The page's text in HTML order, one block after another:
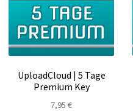
UploadCloud | 5 Tage
Premium Key
7,95€